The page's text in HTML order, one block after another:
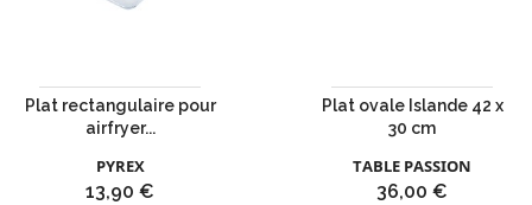
Plat rectangulaire pour
airfryer...
PYREX
Prix
13,90 €
Plat ovale Islande 42 x
30 cm
TABLE PASSION
Prix
36,00 €